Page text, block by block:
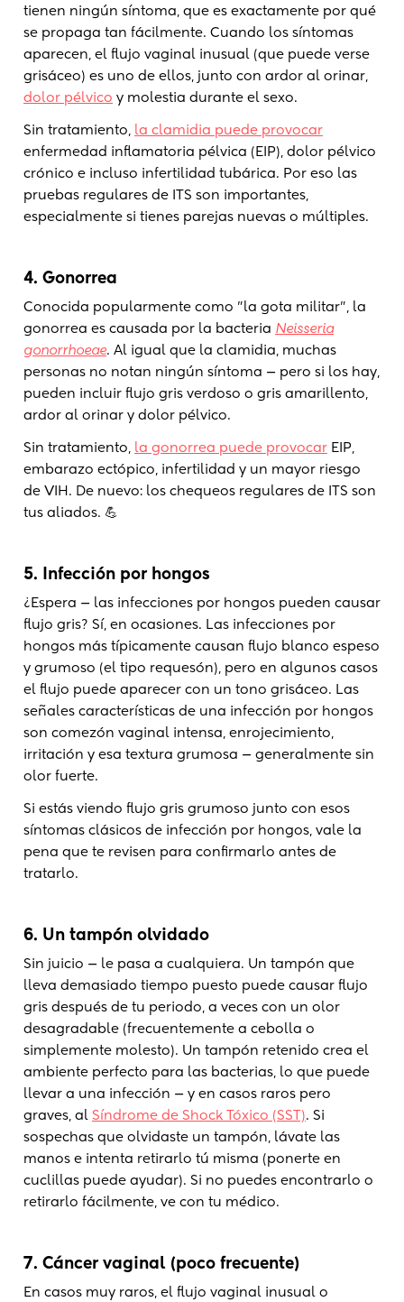
tienen ningún síntoma, que es exactamente por qué
se propaga tan fácilmente. Cuando los síntomas
aparecen, el flujo vaginal inusual (que puede verse
grisáceo) es uno de ellos, junto con ardor al orinar,
dolor pélvico y molestia durante el sexo.
Sin tratamiento, la clamidia puede provocar
enfermedad inflamatoria pélvica (EIP), dolor pélvico
crónico e incluso infertilidad tubárica. Por eso las
pruebas regulares de ITS son importantes,
especialmente si tienes parejas nuevas o múltiples.
4. Gonorrea
Conocida popularmente como "la gota militar", la
gonorrea es causada por la bacteria Neisseria
gonorrhoeae. Al igual que la clamidia, muchas
personas no notan ningún síntoma — pero si los hay,
pueden incluir flujo gris verdoso o gris amarillento,
ardor al orinar y dolor pélvico.
Sin tratamiento, la gonorrea puede provocar EIP,
embarazo ectópico, infertilidad y un mayor riesgo
de VIH. De nuevo: los chequeos regulares de ITS son
tus aliados. 💪
5. Infección por hongos
¿Espera — las infecciones por hongos pueden causar
flujo gris? Sí, en ocasiones. Las infecciones por
hongos más típicamente causan flujo blanco espeso
y grumoso (el tipo requesón), pero en algunos casos
el flujo puede aparecer con un tono grisáceo. Las
señales características de una infección por hongos
son comezón vaginal intensa, enrojecimiento,
irritación y esa textura grumosa — generalmente sin
olor fuerte.
Si estás viendo flujo gris grumoso junto con esos
síntomas clásicos de infección por hongos, vale la
pena que te revisen para confirmarlo antes de
tratarlo.
6. Un tampón olvidado
Sin juicio — le pasa a cualquiera. Un tampón que
lleva demasiado tiempo puesto puede causar flujo
gris después de tu periodo, a veces con un olor
desagradable (frecuentemente a cebolla o
simplemente molesto). Un tampón retenido crea el
ambiente perfecto para las bacterias, lo que puede
llevar a una infección — y en casos raros pero
graves, al Síndrome de Shock Tóxico (SST). Si
sospechas que olvidaste un tampón, lávate las
manos e intenta retirarlo tú misma (ponerte en
cuclillas puede ayudar). Si no puedes encontrarlo o
retirarlo fácilmente, ve con tu médico.
7. Cáncer vaginal (poco frecuente)
En casos muy raros, el flujo vaginal inusual o